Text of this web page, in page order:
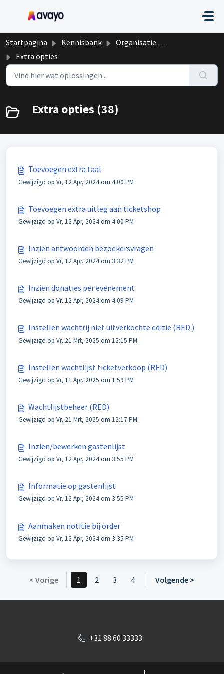
Startpagina Kennisbank
Organisatie event
Extra opties
Extra opties (38)
Toevoegen extra taal
Gewijzigd op Vr, 12 Apr, 2024 om 4:00 PM
Toevoegen extra uitleg aan ticketshop
Gewijzigd op Vr, 12 Apr, 2024 om 4:00 PM
Inzien antwoorden bezoekersvragen
Gewijzigd op Vr, 12 Apr, 2024 om 3:32 PM
Inzien donaties per evenement
Gewijzigd op Vr, 12 Apr, 2024 om 4:09 PM
Instellen wachtrij niet uitverkochte editie (RED )
Gewijzigd op Vr, 21 Mrt, 2025 om 12:15 PM
Instellen wachtlijst ticketverkoop (RED)
Gewijzigd op Vr, 11 Apr, 2025 om 1:59 PM
Wachtlijstbeheer (RED)
Gewijzigd op Vr, 21 Mrt, 2025 om 12:17 PM
Inzien/bewerken gastenlijst
Gewijzigd op Vr, 12 Apr, 2024 om 3:55 PM
Informatie op gastenlijst
Gewijzigd op Vr, 12 Apr, 2024 om 3:55 PM
Aanmaken notitie bij order
Gewijzigd op Vr, 12 Apr, 2024 om 3:35 PM
< Vorige 1 2 3 4 Volgende >
+31 88 60 33333